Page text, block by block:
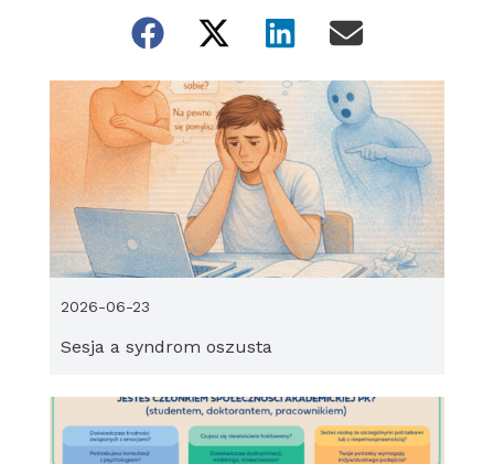
Sesja a syndrom oszusta
2026-06-23